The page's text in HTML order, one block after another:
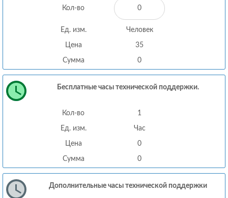
Кол-во
Ед. изм. Человек
Цена 35
Сумма 0
Бесплатные часы технической поддержки.
Кол-во 1
Ед. изм. Час
Цена 0
Сумма 0
Дополнительные часы технической поддержки